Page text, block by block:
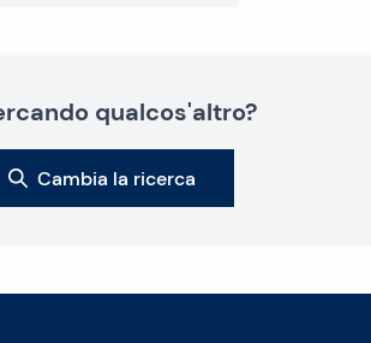
qualcos'altro?
Cambia la ricerca